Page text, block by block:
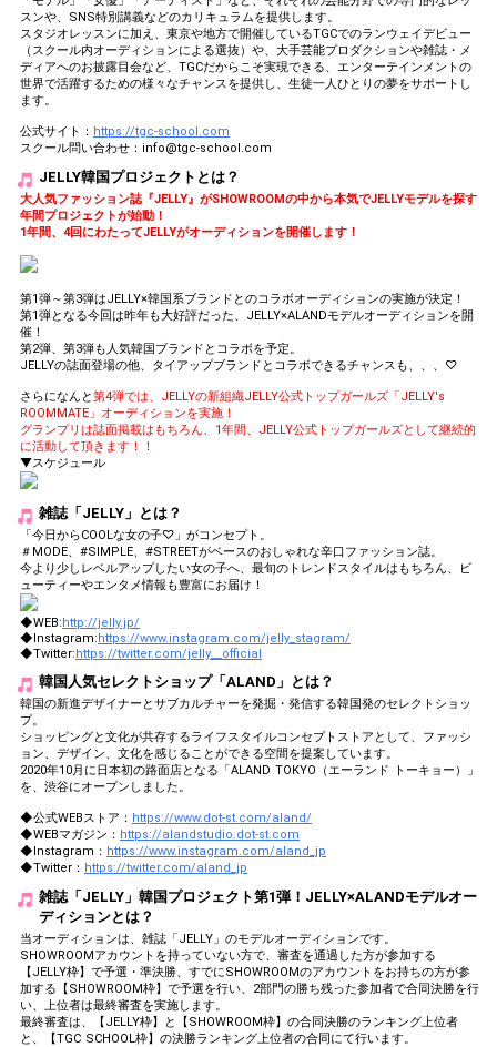
スンや、SNS特別講義などのカリキュラムを提供します。
スタジオレッスンに加え、東京や地方で開催しているTGCでのランウェイデビュー
（スクール内オーディションによる選抜）や、大手芸能プロダクションや雑誌・メ
ディアへのお披露目会など、TGCだからこそ実現できる、エンターテインメントの
世界で活躍するための様々なチャンスを提供し、生徒一人ひとりの夢をサポートし
ます。
公式サイト： https://tgc-school.com
スクール問い合わせ：info@tgc-school.com
JELLY韓国プロジェクトとは？
大人気ファッション誌『JELLY』がSHOWROOMの中から本気でJELLYモデルを探す
年間プロジェクトが始動！
1年間、4回にわたってJELLYがオーディションを開催します！
第1弾～第3弾はJELLY×韓国系ブランドとのコラボオーディションの実施が決定！
第1弾となる今回は昨年も大好評だった、JELLY×ALANDモデルオーディションを開
催！
第2弾、第3弾も人気韓国ブランドとコラボを予定。
JELLYの誌面登場の他、タイアップブランドとコラボできるチャンスも、、、♡
さらになんと第4弾では、JELLYの新組織JELLY公式トップガールズ「JELLY's
ROOMMATE」オーディションを実施！
グランプリは誌面掲載はもちろん、1年間、JELLY公式トップガールズとして継続的
に活動して頂きます！！
▼スケジュール
雑誌「JELLY」とは？
「今日からCOOLな女の子♡」がコンセプト。
＃MODE、#SIMPLE、#STREETがベースのおしゃれな辛口ファッション誌。
今より少しレベルアップしたい女の子へ、最旬のトレンドスタイルはもちろん、ビ
ューティーやエンタメ情報も豊富にお届け！
◆WEB:http://jelly.jp/
◆Instagram:https://www.instagram.com/jelly_stagram/
◆Twitter:https://twitter.com/jelly__official
韓国人気セレクトショップ「ALAND」とは？
韓国の新進デザイナーとサブカルチャーを発掘・発信する韓国発のセレクトショッ
プ。
ショッピングと文化が共存するライフスタイルコンセプトストアとして、ファッシ
ョン、デザイン、文化を感じることができる空間を提案しています。
2020年10月に日本初の路面店となる「ALAND TOKYO（エーランド トーキョー）」
を、渋谷にオープンしました。
◆公式WEBストア： https://www.dot-st.com/aland/
◆WEBマガジン： https://alandstudio.dot-st.com
◆Instagram： https://www.instagram.com/aland_jp
◆Twitter： https://twitter.com/aland_jp
雑誌「JELLY」韓国プロジェクト第1弾！JELLY×ALANDモデルオー
ディションとは？
当オーディションは、雑誌「JELLY」のモデルオーディションです。
SHOWROOMアカウントを持っていない方で、審査を通過した方が参加する
【JELLY枠】で予選・準決勝、すでにSHOWROOMのアカウントをお持ちの方が参
加する【SHOWROOM枠】で予選を行い、2部門の勝ち残った参加者で合同決勝を行
い、上位者は最終審査を実施します。
最終審査は、【JELLY枠】と【SHOWROOM枠】の合同決勝のランキング上位者
と、【TGC SCHOOL枠】の決勝ランキング上位者の合同にて行います。